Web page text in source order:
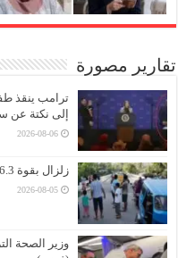
تقارير مصورة
ترامب ينقذ
إلى نكتة عن
2026-08-06
زلزال بقوة 6.3 درجة يضرب جنوب الفلبين (فيديو)
2026-08-05
وزير الصحة